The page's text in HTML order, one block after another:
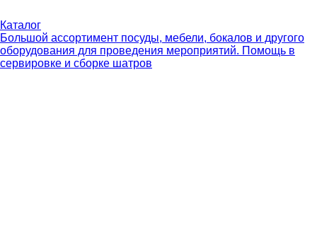
Каталог
Большой ассортимент посуды, мебели, бокалов и другого
оборудования для проведения мероприятий. Помощь в
сервировке и сборке шатров